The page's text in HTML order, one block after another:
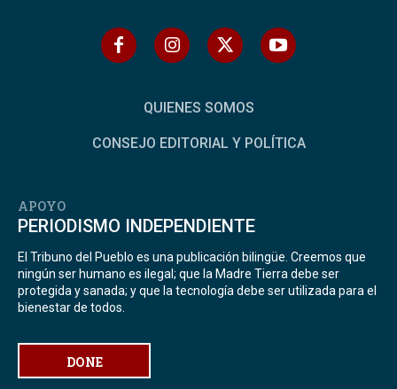
QUIENES SOMOS
CONSEJO EDITORIAL Y POLÍTICA
APOYO
PERIODISMO INDEPENDIENTE
El Tribuno del Pueblo es una publicación bilingüe. Creemos que
ningún ser humano es ilegal; que la Madre Tierra debe ser
protegida y sanada; y que la tecnología debe ser utilizada para el
bienestar de todos.
DONE